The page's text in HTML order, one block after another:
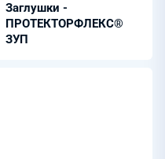
Заглушки -
ПРОТЕКТОРФЛЕКС®
ЗУП